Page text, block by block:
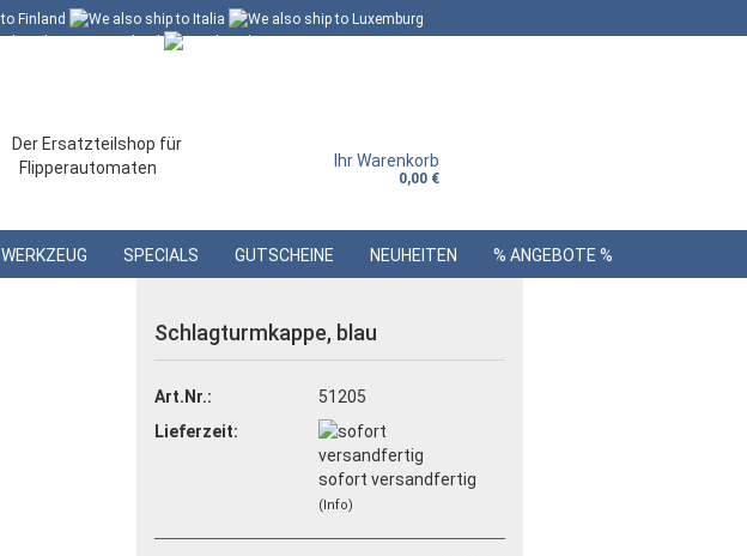
Ihr Warenkorb
0,00 €
WERKZEUG SPECIALS GUTSCHEINE NEUHEITEN % ANGEBOTE %
Schlagturmkappe, blau
Art.Nr.:
51205
Lieferzeit:
sofort versandfertig
(Info)